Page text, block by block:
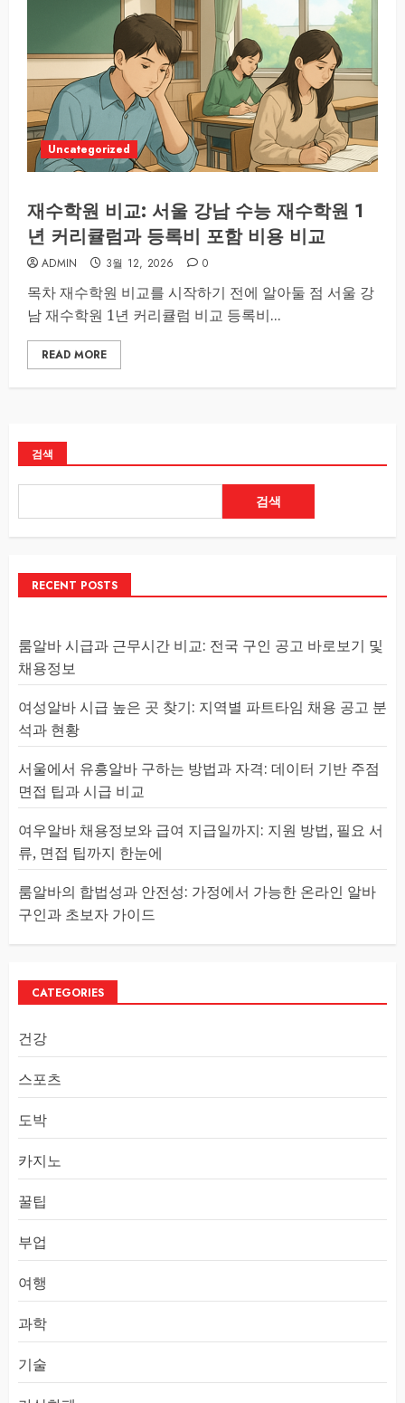
Uncategorized
재수학원 비교: 서울 강남 수능 재수학원 1
년 커리큘럼과 등록비 포함 비용 비교
ADMIN 3월 12, 2026 0
목차 재수학원 비교를 시작하기 전에 알아둘 점 서울 강
남 재수학원 1년 커리큘럼 비교 등록비...
READ MORE
검색
검색
RECENT POSTS
룸알바 시급과 근무시간 비교: 전국 구인 공고 바로보기 및
채용정보
여성알바 시급 높은 곳 찾기: 지역별 파트타임 채용 공고 분
석과 현황
서울에서 유흥알바 구하는 방법과 자격: 데이터 기반 주점
면접 팁과 시급 비교
여우알바 채용정보와 급여 지급일까지: 지원 방법, 필요 서
류, 면접 팁까지 한눈에
룸알바의 합법성과 안전성: 가정에서 가능한 온라인 알바
구인과 초보자 가이드
CATEGORIES
건강
스포츠
도박
카지노
꿀팁
부업
여행
과학
기술